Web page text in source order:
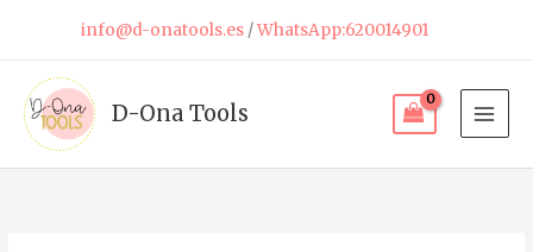
contenido
info@d-onatools.es/WhatsApp:620014901
D-Ona Tools